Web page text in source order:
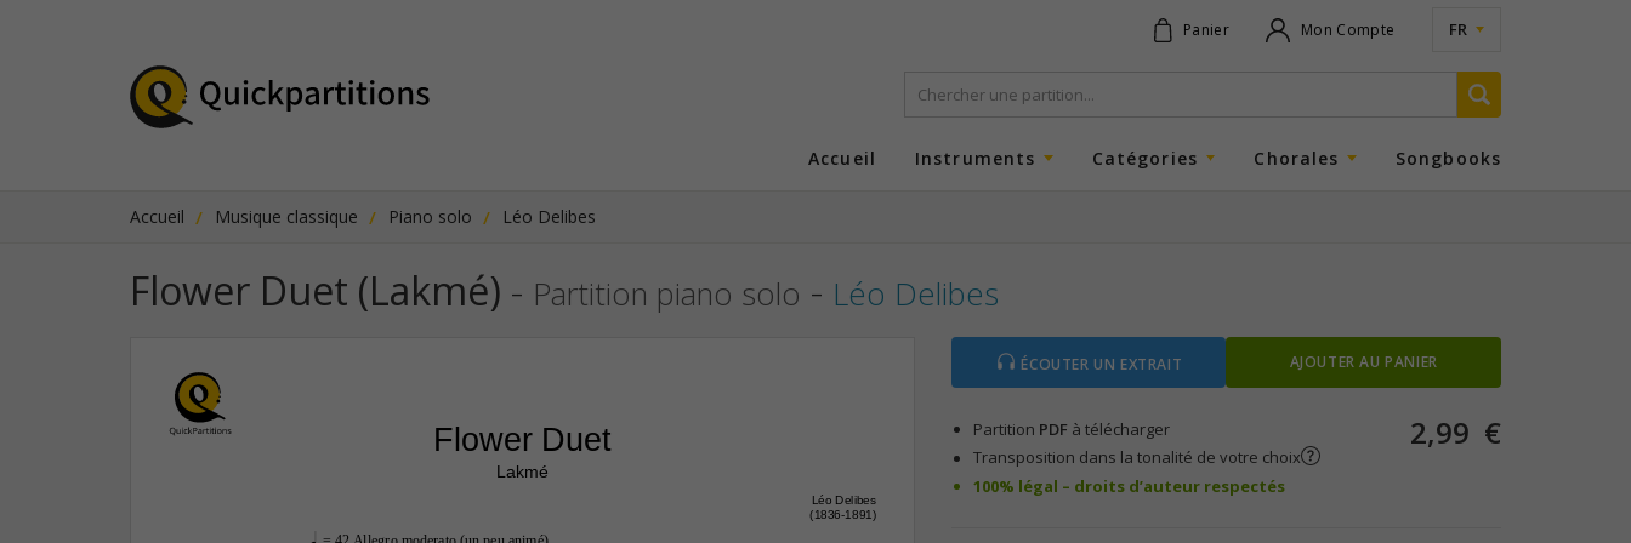
Panier Mon Compte FR
Accueil Instruments Catégories Chorales Songbooks
Accueil Musique classique Piano solo Léo Delibes
Flower Duet (Lakmé) - Partition piano solo - Léo Delibes
Flower Duet
Léo Delibes
(1836-1891)
Lakmé
ÉCOUTER UN EXTRAIT AJOUTER AU PANIER
Partition PDF à télécharger
Transposition dans la tonalité de votre choix
100% légal – droits d’auteur respectés
2,99 €